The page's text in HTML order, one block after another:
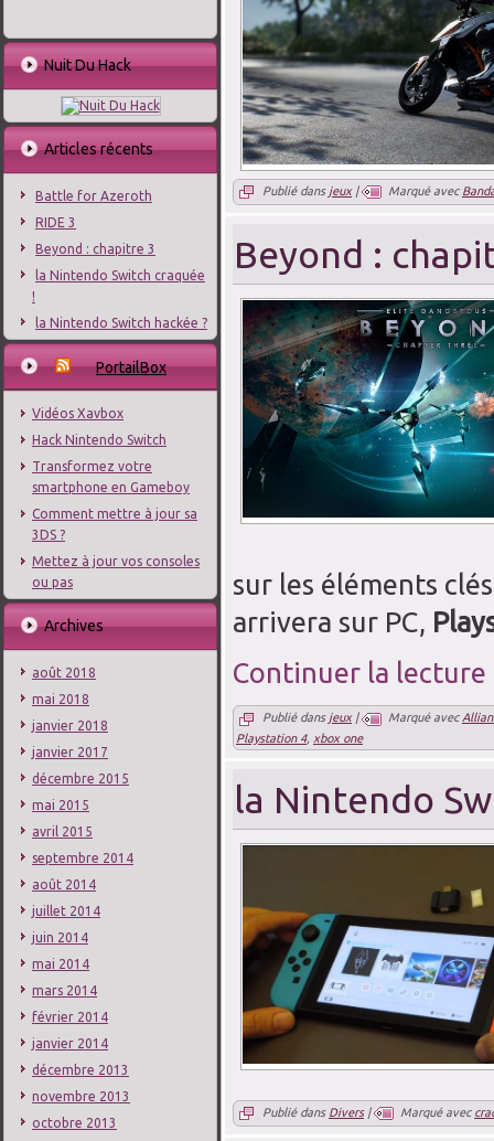
Nuit Du Hack
Articles récents
Battle for Azeroth
RIDE 3
Beyond : chapitre 3
la Nintendo Switch craquée
!
la Nintendo Switch hackée ?
PortailBox
Vidéos Xavbox
Hack Nintendo Switch
Transformez votre
smartphone en Gameboy
Comment mettre à jour sa
3DS ?
Mettez à jour vos consoles
ou pas
Archives
août 2018
mai 2018
janvier 2018
janvier 2017
décembre 2015
mai 2015
avril 2015
septembre 2014
août 2014
juillet 2014
juin 2014
mai 2014
mars 2014
février 2014
janvier 2014
décembre 2013
novembre 2013
octobre 2013
Publié dans jeux| Marqué avec
Beyond :
sur les éléments
arrivera sur PC,
Continuer la lecture
Publié dans jeux| Marqué avec
Playstation 4, xbox one
la Nintendo
Publié dans Divers| Marqué avec